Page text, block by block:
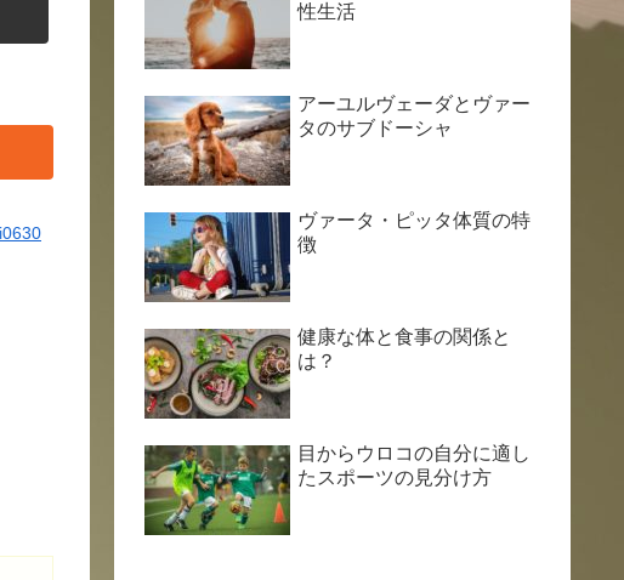
性生活
アーユルヴェーダとヴァー
タのサブドーシャ
ヴァータ・ピッタ体質の特
徴
健康な体と食事の関係と
は？
目からウロコの自分に適し
たスポーツの見分け方